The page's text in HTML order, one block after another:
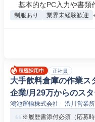
基本的なPC入力や書類
制服あり 業界未経験歓迎
正社員
大手飲料倉庫の作業
企業/月29万からのス
鴻池運輸株式会社 渋川営業所
※履歴書添付必須（応募